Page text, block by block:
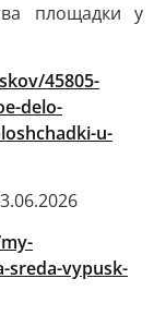
площадки у
45805-
delo-
u-
sreda-vypusk-